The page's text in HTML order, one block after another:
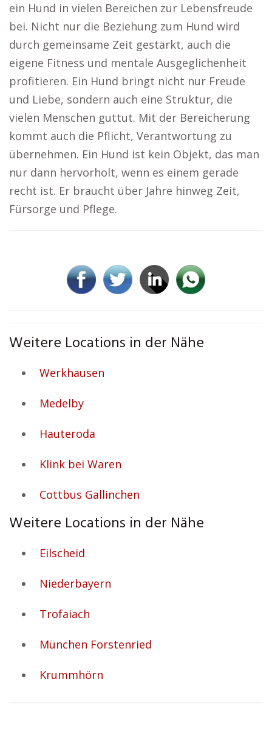
ein Hund in vielen Bereichen zur Lebensfreude
bei. Nicht nur die Beziehung zum Hund wird
durch gemeinsame Zeit gestärkt, auch die
eigene Fitness und mentale Ausgeglichenheit
profitieren. Ein Hund bringt nicht nur Freude
und Liebe, sondern auch eine Struktur, die
vielen Menschen guttut. Mit der Bereicherung
kommt auch die Pflicht, Verantwortung zu
übernehmen. Ein Hund ist kein Objekt, das man
nur dann hervorholt, wenn es einem gerade
recht ist. Er braucht über Jahre hinweg Zeit,
Fürsorge und Pflege.
Weitere Locations in der Nähe
Werkhausen
Medelby
Hauteroda
Klink bei Waren
Cottbus Gallinchen
Weitere Locations in der Nähe
Eilscheid
Niederbayern
Trofaiach
München Forstenried
Krummhörn